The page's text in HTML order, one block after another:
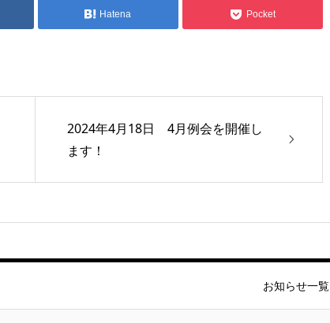
Hatena Pocket
2024年4月18日 4月例会を開催し
ます！
お知らせ一覧